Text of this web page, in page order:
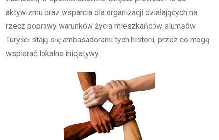
aktywizmu oraz wsparcia dla organizacji działających na
rzecz poprawy warunków życia mieszkańców slumsów.
Turyści stają się ambasadorami tych historii, przez co mogą
wspierać lokalne inicjatywy.